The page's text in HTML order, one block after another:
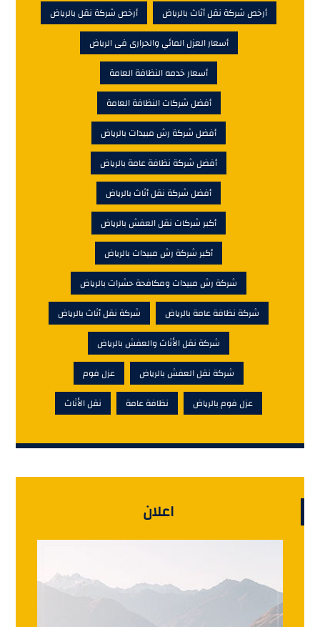
أرخص شركة نقل أثاث بالرياض
أرخص شركة نقل بالرياض
أسعار العزل المائي والحرارى فى الرياض
أسعار خدمه النظافة العامة
أفضل شركات النظافة العامة
أفضل شركة رش مبيدات بالرياض
أفضل شركة نظافة عامة بالرياض
أفضل شركة نقل أثاث بالرياض
أكبر شركات نقل العفش بالرياض
أكبر شركة رش مبيدات بالرياض
شركة رش مبيدات ومكافحة حشرات بالرياض
شركة نظافة عامة بالرياض
شركة نقل أثاث بالرياض
شركة نقل الأثاث والعفش بالرياض
شركة نقل العفش بالرياض
عزل فوم
عزل فوم بالرياض
نظافة عامة نقل الأثاث
اعلان